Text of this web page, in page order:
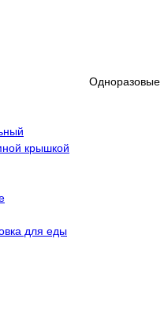
Одноразовые
крышкой
для еды